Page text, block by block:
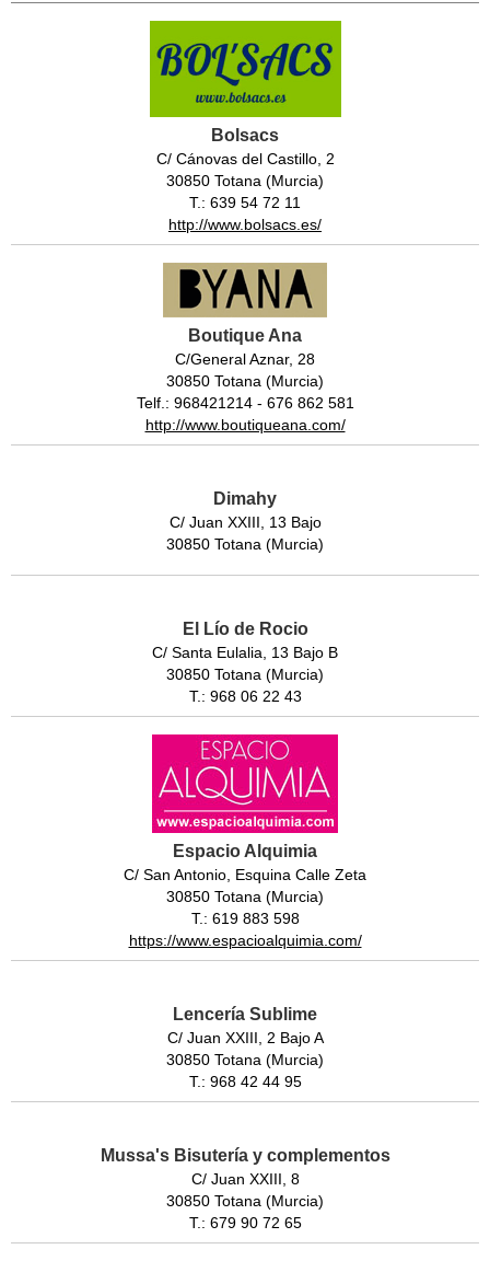
Bolsacs
C/ Cánovas del Castillo, 2
30850 Totana (Murcia)
T.: 639 54 72 11
http://www.bolsacs.es/
Boutique Ana
C/General Aznar, 28
30850 Totana (Murcia)
Telf.: 968421214 - 676 862 581
http://www.boutiqueana.com/
Dimahy
C/ Juan XXIII, 13 Bajo
30850 Totana (Murcia)
El Lío de Rocio
C/ Santa Eulalia, 13 Bajo B
30850 Totana (Murcia)
T.: 968 06 22 43
Espacio Alquimia
C/ San Antonio, Esquina Calle Zeta
30850 Totana (Murcia)
T.: 619 883 598
https://www.espacioalquimia.com/
Lencería Sublime
C/ Juan XXIII, 2 Bajo A
30850 Totana (Murcia)
T.: 968 42 44 95
Mussa's Bisutería y complementos
C/ Juan XXIII, 8
30850 Totana (Murcia)
T.: 679 90 72 65